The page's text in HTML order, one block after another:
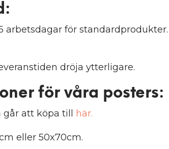
arbetsdagar för
dröja ytterligare.
för våra posters:
går att köpa till här.
eller 50x70cm.